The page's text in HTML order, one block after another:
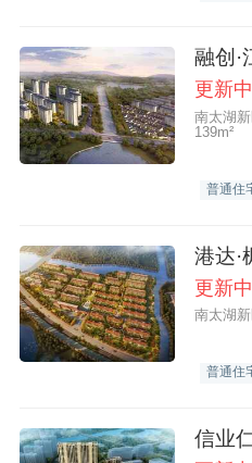
融创·
更新中
南太湖
139m²
普通住
港达·
更新中
南太湖
普通住
信业